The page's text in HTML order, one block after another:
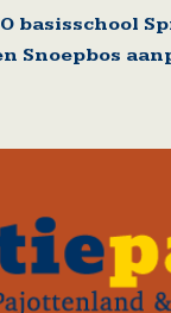
basisschool
Snoepbos